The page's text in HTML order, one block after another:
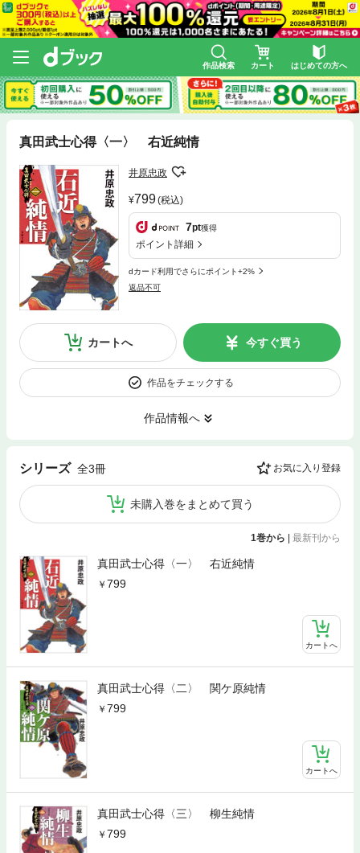
作品検索 カート はじめての方へ
真田武士心得〈一〉 右近純情
井原忠政
799(税込)
7pt獲得
ポイント詳細
dカード利用でさらにポイント+2%
返品不可
カートへ 今すぐ買う
作品をチェックする
作品情報へ
シリーズ 全3冊 お気に入り登録
未購入巻をまとめて買う
1巻から | 最新刊から
真田武士心得〈一〉 右近純情
799
カートへ
真田武士心得〈二〉 関ケ原純情
799
カートへ
真田武士心得〈三〉 柳生純情
799